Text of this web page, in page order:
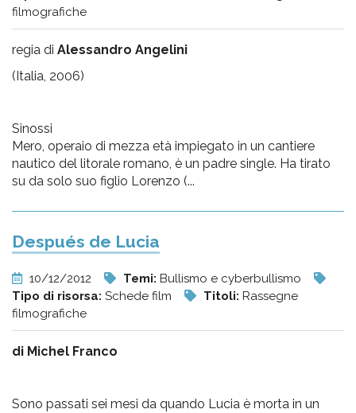
filmografiche
regia di Alessandro Angelini
(Italia, 2006)
Sinossi
Mero, operaio di mezza età impiegato in un cantiere
nautico del litorale romano, è un padre single. Ha tirato
su da solo suo figlio Lorenzo (...
Después de Lucia
10/12/2012 Temi: Bullismo e cyberbullismo
Tipo di risorsa: Schede film Titoli: Rassegne
filmografiche
di Michel Franco
Sono passati sei mesi da quando Lucia è morta in un